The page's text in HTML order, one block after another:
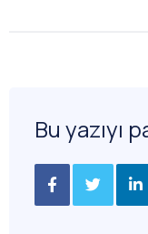
Bu yazıyı